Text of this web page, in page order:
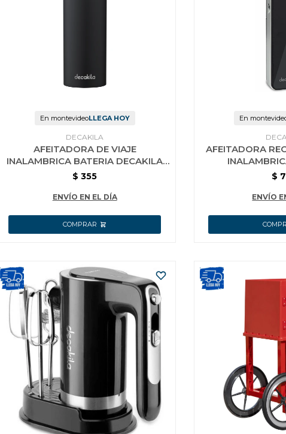
En montevideoLLEGA HOY
DECAKILA
AFEITADORA DE VIAJE
INALAMBRICA BATERIA DECAKILA
KMHR009W
$ 355
ENVÍO EN EL DÍA
En
AFEITADORA
$
ENVÍO